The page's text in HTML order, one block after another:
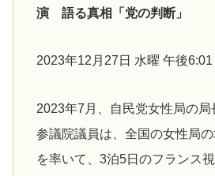
演 語る真相「党の判断」
2023年12月27日 水曜 午後6:01
2023年7月、自民党女性局の
参議院議員は、全国の女性局
を率いて、3泊5日のフランス